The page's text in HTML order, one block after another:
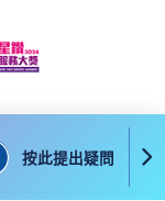
有任何歧義，一
按此提出疑問
折